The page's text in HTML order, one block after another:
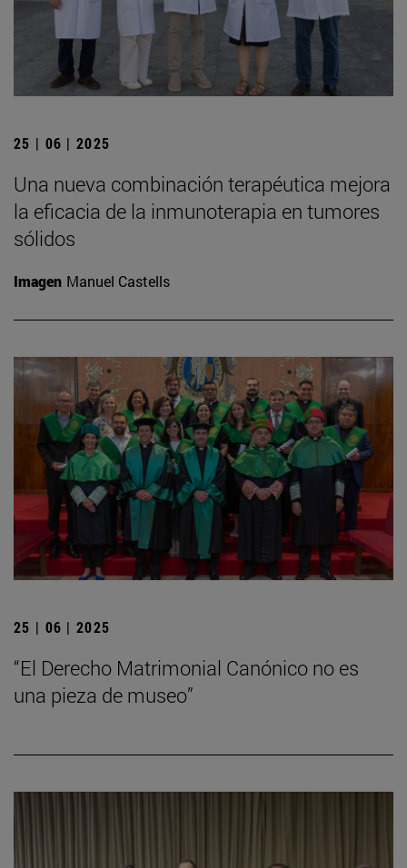
25 | 06 | 2025
Una nueva combinación terapéutica mejora
la eficacia de la inmunoterapia en tumores
sólidos
Imagen Manuel Castells
25 | 06 | 2025
“El Derecho Matrimonial Canónico no es
una pieza de museo”